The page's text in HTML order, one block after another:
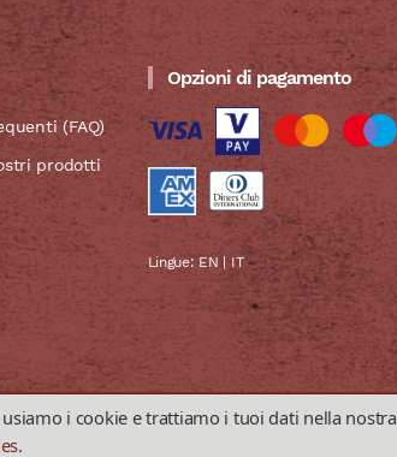
i cookie e trattiamo i tuoi dati nella nostra
.
(FAQ)
prodotti
Opzioni di pagamento
Lingue: EN |IT
Realizzato daAMALFIWEB Srls